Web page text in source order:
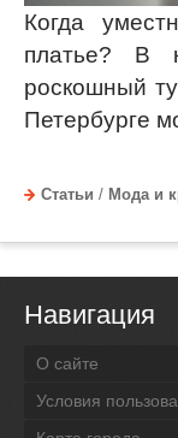
Когда
платье? В
роскошный
Петербурге
Статьи / Мода и
Навигация
О сайте
Условия